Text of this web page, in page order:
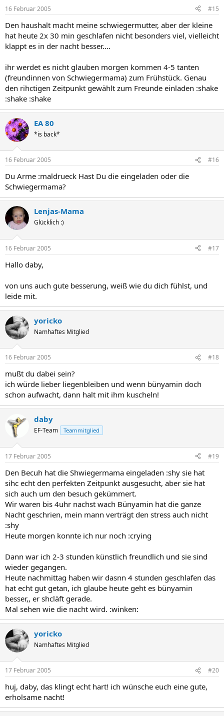
16 Februar 2005 #15
Den haushalt macht meine schwiegermutter, aber der kleine
hat heute 2x 30 min geschlafen nicht besonders viel, vielleicht
klappt es in der nacht besser....
ihr werdet es nicht glauben morgen kommen 4-5 tanten
(freundinnen von Schwiegermama) zum Frühstück. Genau
den rihctigen Zeitpunkt gewählt zum Freunde einladen :shake
:shake :shake
EA 80
*is back*
16 Februar 2005 #16
Du Arme :maldrueck Hast Du die eingeladen oder die
Schwiegermama?
Lenjas-Mama
Glücklich :)
16 Februar 2005 #17
Hallo daby,
von uns auch gute besserung, weiß wie du dich fühlst, und
leide mit.
yoricko
Namhaftes Mitglied
16 Februar 2005 #18
mußt du dabei sein?
ich würde lieber liegenbleiben und wenn bünyamin doch
schon aufwacht, dann halt mit ihm kuscheln!
daby
EF-Team Teammitglied
17 Februar 2005 #19
Den Becuh hat die Shwiegermama eingeladen :shy sie hat
sihc echt den perfekten Zeitpunkt ausgesucht, aber sie hat
sich auch um den besuch gekümmert.
Wir waren bis 4uhr nachst wach Bünyamin hat die ganze
Nacht geschrien, mein mann verträgt den stress auch nicht
:shy
Heute morgen konnte ich nur noch :crying
Dann war ich 2-3 stunden künstlich freundlich und sie sind
wieder gegangen.
Heute nachmittag haben wir dasnn 4 stunden geschlafen das
hat echt gut getan, ich glaube heute geht es bünyamin
besser,, er shcläft gerade.
Mal sehen wie die nacht wird. :winken:
yoricko
Namhaftes Mitglied
17 Februar 2005 #20
huj, daby, das klingt echt hart! ich wünsche euch eine gute,
erholsame nacht!